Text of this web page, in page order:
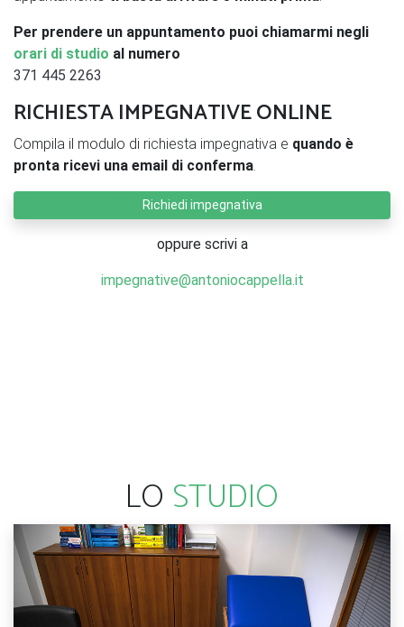
Per prendere un appuntamento puoi chiamarmi negli
orari di studio al numero
371 445 2263
RICHIESTA IMPEGNATIVE ONLINE
Compila il modulo di richiesta impegnativa e quando è
pronta ricevi una email di conferma.
Richiedi impegnativa
oppure scrivi a
impegnative@antoniocappella.it
LO STUDIO